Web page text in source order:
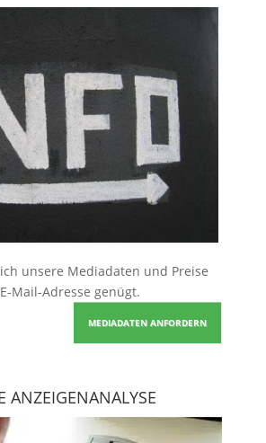
unsere Mediadaten und Preise
Mail-Adresse genügt.
MEDIADATEN ANFORDERN
ANZEIGENANALYSE